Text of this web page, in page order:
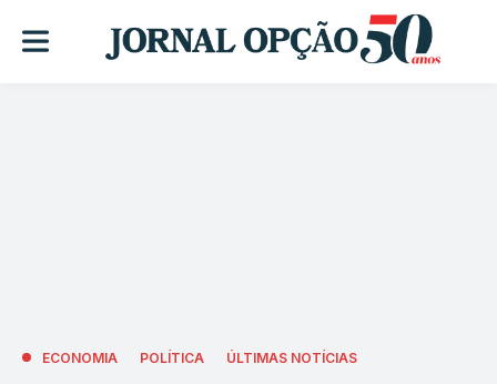
ECONOMIA POLÍTICA ÚLTIMAS NOTÍCIAS